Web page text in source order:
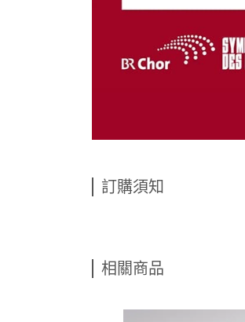
訂購須知
相關商品